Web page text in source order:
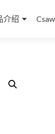
介绍